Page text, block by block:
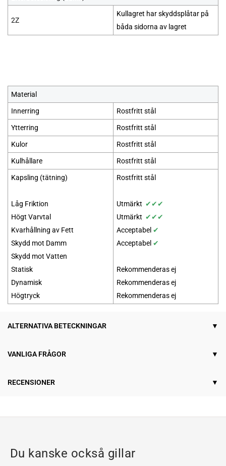
2Z
Kullagret har skyddsplåtar på
båda sidorna av lagret
Material
Innerring Rostfritt stål
Ytterring Rostfritt stål
Kulor Rostfritt stål
Kulhållare Rostfritt stål
Kapsling (tätning)
Låg Friktion
Högt Varvtal
Kvarhållning av Fett
Skydd mot Damm
Skydd mot Vatten
Statisk
Dynamisk
Högtryck
Rostfritt stål
Utmärkt ✔✔✔
Utmärkt ✔✔✔
Acceptabel ✔
Acceptabel ✔
Rekommenderas ej
Rekommenderas ej
Rekommenderas ej
ALTERNATIVA BETECKNINGAR
VANLIGA FRÅGOR
RECENSIONER
Du kanske också gillar